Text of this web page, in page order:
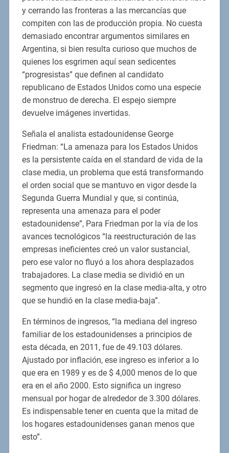
y cerrando las fronteras a las mercancías que
compiten con las de producción propia. No cuesta
demasiado encontrar argumentos similares en
Argentina, si bien resulta curioso que muchos de
quienes los esgrimen aquí sean sedicentes
“progresistas” que definen al candidato
republicano de Estados Unidos como una especie
de monstruo de derecha. El espejo siempre
devuelve imágenes invertidas.
Señala el analista estadounidense George
Friedman: “La amenaza para los Estados Unidos
es la persistente caída en el standard de vida de la
clase media, un problema que está transformando
el orden social que se mantuvo en vigor desde la
Segunda Guerra Mundial y que, si continúa,
representa una amenaza para el poder
estadounidense”, Para Friedman por la vía de los
avances tecnológicos “la reestructuración de las
empresas ineficientes creó un valor sustancial,
pero ese valor no fluyó a los ahora desplazados
trabajadores. La clase media se dividió en un
segmento que ingresó en la clase media-alta, y otro
que se hundió en la clase media-baja”.
En términos de ingresos, “la mediana del ingreso
familiar de los estadounidenses a principios de
esta década, en 2011, fue de 49.103 dólares.
Ajustado por inflación, ese ingreso es inferior a lo
que era en 1989 y es de $ 4,000 menos de lo que
era en el año 2000. Esto significa un ingreso
mensual por hogar de alrededor de 3.300 dólares.
Es indispensable tener en cuenta que la mitad de
los hogares estadounidenses ganan menos que
esto”.